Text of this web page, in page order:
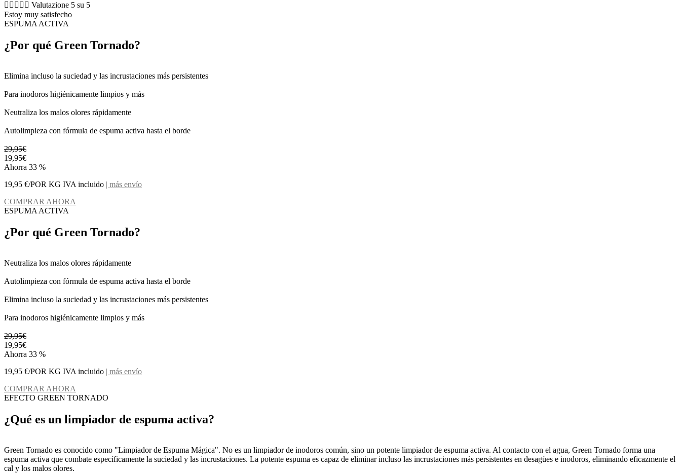
     Valutazione 5 su 5
Estoy muy satisfecho
ESPUMA ACTIVA
¿Por qué Green Tornado?
Elimina incluso la suciedad y las incrustaciones más persistentes
Para inodoros higiénicamente limpios y más
Neutraliza los malos olores rápidamente
Autolimpieza con fórmula de espuma activa hasta el borde
29,95€
19,95€
Ahorra 33 %
19,95 €/POR KG IVA incluido | más envío
COMPRAR AHORA
ESPUMA ACTIVA
¿Por qué Green Tornado?
Neutraliza los malos olores rápidamente
Autolimpieza con fórmula de espuma activa hasta el borde
Elimina incluso la suciedad y las incrustaciones más persistentes
Para inodoros higiénicamente limpios y más
29,95€
19,95€
Ahorra 33 %
19,95 €/POR KG IVA incluido | más envío
COMPRAR AHORA
EFECTO GREEN TORNADO
¿Qué es un limpiador de espuma activa?
Green Tornado es conocido como "Limpiador de Espuma Mágica". No es un limpiador de inodoros común, sino un potente limpiador de espuma activa. Al contacto con el agua, Green Tornado forma una
espuma activa que combate específicamente la suciedad y las incrustaciones. La potente espuma es capaz de eliminar incluso las incrustaciones más persistentes en desagües e inodoros, eliminando eficazmente el
cal y los malos olores.